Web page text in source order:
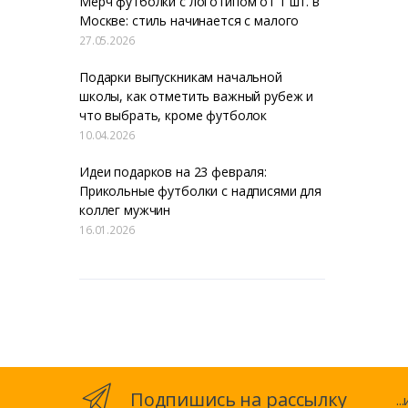
Москве: стиль начинается с малого
27.05.2026
Подарки выпускникам начальной
школы, как отметить важный рубеж и
что выбрать, кроме футболок
10.04.2026
Идеи подарков на 23 февраля:
Прикольные футболки с надписями для
коллег мужчин
16.01.2026
Подпишись на рассылку